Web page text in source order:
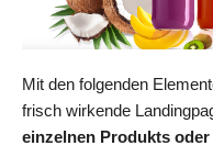
Mit den folgenden
frisch wirkende
einzelnen Produkts